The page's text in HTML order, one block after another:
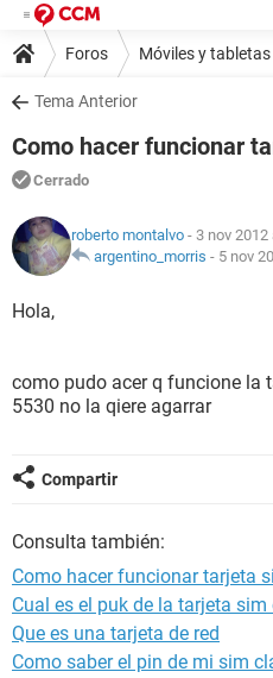
Foros Móviles y tabletas
Tema Anterior
Como hacer funcionar
Cerrado
roberto montalvo - 3 nov 2012
argentino_morris - 5 nov
Hola,
como pudo acer q funcione la
5530 no la qiere agarrar
Compartir
Consulta también:
Como hacer funcionar tarjeta
Cual es el puk de la tarjeta sim
Que es una tarjeta de red
Como saber el pin de mi sim